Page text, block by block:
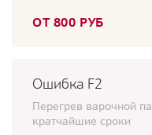
ОТ 800 РУБ
Ошибка F2
Перегрев варочной
кратчайшие сроки